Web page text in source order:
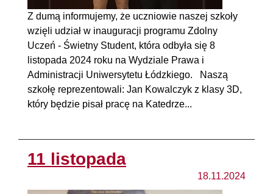
Z dumą informujemy, że uczniowie naszej szkoły
wzięli udział w inauguracji programu Zdolny
Uczeń - Świetny Student, która odbyła się 8
listopada 2024 roku na Wydziale Prawa i
Administracji Uniwersytetu Łódzkiego. Naszą
szkołę reprezentowali: Jan Kowalczyk z klasy 3D,
który będzie pisał pracę na Katedrze...
11 listopada
18.11.2024